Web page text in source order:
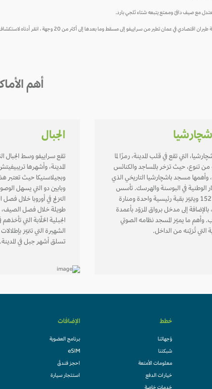
مع صيف دافئ وممتع يتبعه شتاء ثلجي بارد.
عمان تطير من سراييفو إلى مسقط وما بعدها إلى أكثر من 20 وجهة ، انقر أدناه لاستكشاف تذاكر رخيصة إلى سراييفو!
أهم
التي تقع في قلب المدينة، رمزًا لما
من تنوع، حيث تزخر بالمساجد والكنائس
وأهمها مسجد باشچارشيا التاريخي الذي
الوطنية في البوسنة والهرسك. تأسس
المسجد في عام 1527 ويتميّز بقبة رئيسية واحدة ومنارة
35 متر، بالإضافة إلى مدخل برواق المزوّد بأعمدة
وأهم ما يميّز المسجد نظامه الصوتي
التي تُزيّنه من الداخل.
الجبال
تقع سراييفو وسط الجبال
المدينة، وأشهرها
وبجيلاسنيكا حيث تعتبر هذه
وبابين دو التي يسهل
التزلج في أوروبا خلال
طويلة خلال فصل الصيف،
الجبلية الخلّابة التي
الشهيرة التي تتميّز
تسلق أشهر جبل في المدينة.
خطط
وُجهاتنا
شبكتنا
معلومات الأمتعة
خيارات الدفع
الإضافات
برنامج العضوية
eSIM
احجز فندقً
استئجار سيارة